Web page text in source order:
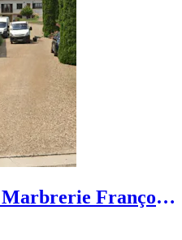
Marbrerie François